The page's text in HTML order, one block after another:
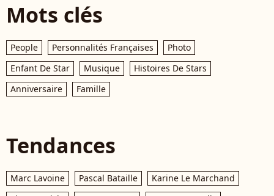
Mots clés
People Personnalités Françaises
Photo
Enfant De Star
Musique
Histoires De Stars
Anniversaire
Famille
Tendances
Marc Lavoine Pascal Bataille
Karine Le Marchand